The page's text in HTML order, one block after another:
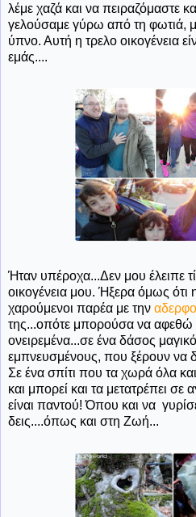
λέμε χαζά και να πειραζόμαστε
γελούσαμε γύρω από τη φωτιά,
ύπνο. Αυτή η τρελο οικογένεια
εμάς....
Ήταν υπέροχα...Δεν μου έλειπε
οικογένεια μου. Ήξερα όμως ότι
χαρούμενοι παρέα με την
της...οπότε μπορούσα να αφεθώ
ονειρεμένα...σε ένα δάσος
εμπνευσμένους, που ξέρουν να
Σε ένα σπίτι που τα χωρά όλα
και μπορεί και τα μετατρέπει σε
είναι παντού! Όπου και να
δεις....όπως και στη Ζωή...